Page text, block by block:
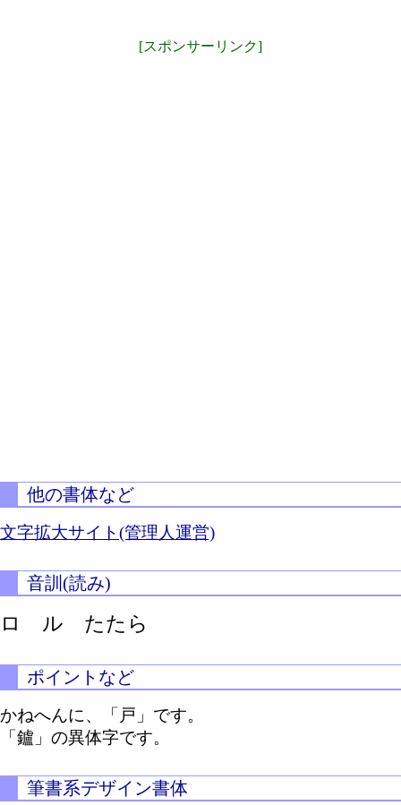
[スポンサーリンク]
他の書体など
文字拡大サイト(管理人運営)
音訓(読み)
ロ ル たたら
ポイントなど
かねへんに、「戸」です。
「鑪」の異体字です。
筆書系デザイン書体